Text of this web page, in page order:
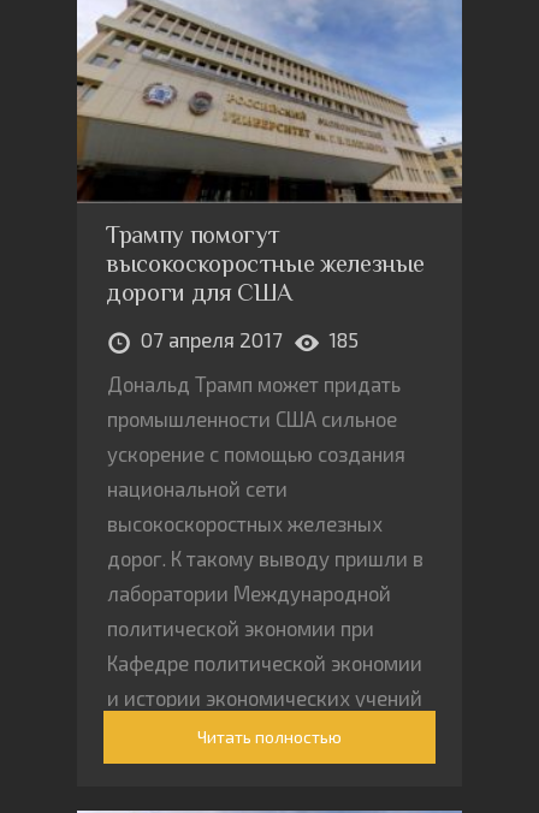
Трампу помогут
высокоскоростные железные
дороги для США
07 апреля 2017
185
Дональд Трамп может придать
промышленности США сильное
ускорение с помощью создания
национальной сети
высокоскоростных железных
дорог. К такому выводу пришли в
лаборатории Международной
политической экономии при
Кафедре политической экономии
и истории экономических учений
Российского экономического
университета им. Г.В. Плеханова,
Читать полностью